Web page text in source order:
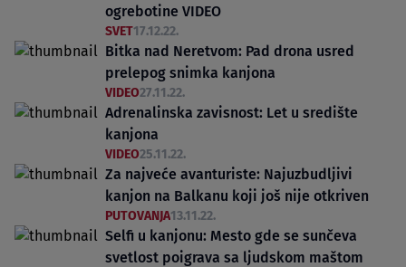
ogrebotine VIDEO
SVET17.12.22.
Bitka nad Neretvom: Pad drona usred
prelepog snimka kanjona
VIDEO27.11.22.
Adrenalinska zavisnost: Let u središte
kanjona
VIDEO25.11.22.
Za najveće avanturiste: Najuzbudljivi
kanjon na Balkanu koji još nije otkriven
PUTOVANJA13.11.22.
Selfi u kanjonu: Mesto gde se sunčeva
svetlost poigrava sa ljudskom maštom